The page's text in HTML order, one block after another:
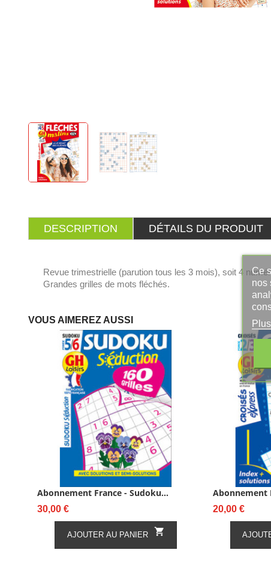
DESCRIPTION DÉTAILS DU PRODUIT
Revue trimestrielle (parution tous les 3 mois), soit 4
Grandes grilles de mots fléchés.
VOUS AIMEREZ AUSSI
Abonnement France - Sudoku...
Prix
30,00 €
AJOUTER AU PANIER 
Abonnement
Prix
20,00 €
Ce
nos